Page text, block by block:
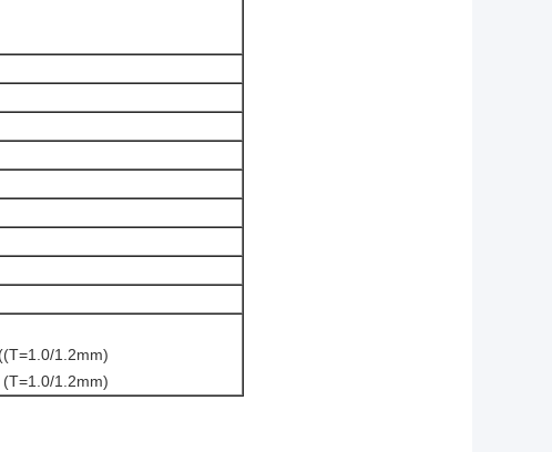
((T=1.0/1.2mm)
(T=1.0/1.2mm)